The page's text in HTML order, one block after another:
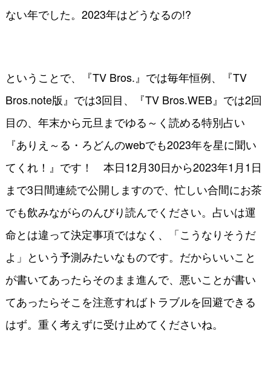
ない年でした。2023年はどうなるの!?
ということで、『TV Bros.』では毎年恒例、『TV
Bros.note版』では3回目、『TV Bros.WEB』では2回
目の、年末から元旦までゆる～く読める特別占い
『ありえ～る・ろどんのwebでも2023年を星に聞い
てくれ！』です！ 本日12月30日から2023年1月1日
まで3日間連続で公開しますので、忙しい合間にお茶
でも飲みながらのんびり読んでください。占いは運
命とは違って決定事項ではなく、「こうなりそうだ
よ」という予測みたいなものです。だからいいこと
が書いてあったらそのまま進んで、悪いことが書い
てあったらそこを注意すればトラブルを回避できる
はず。重く考えずに受け止めてくださいね。